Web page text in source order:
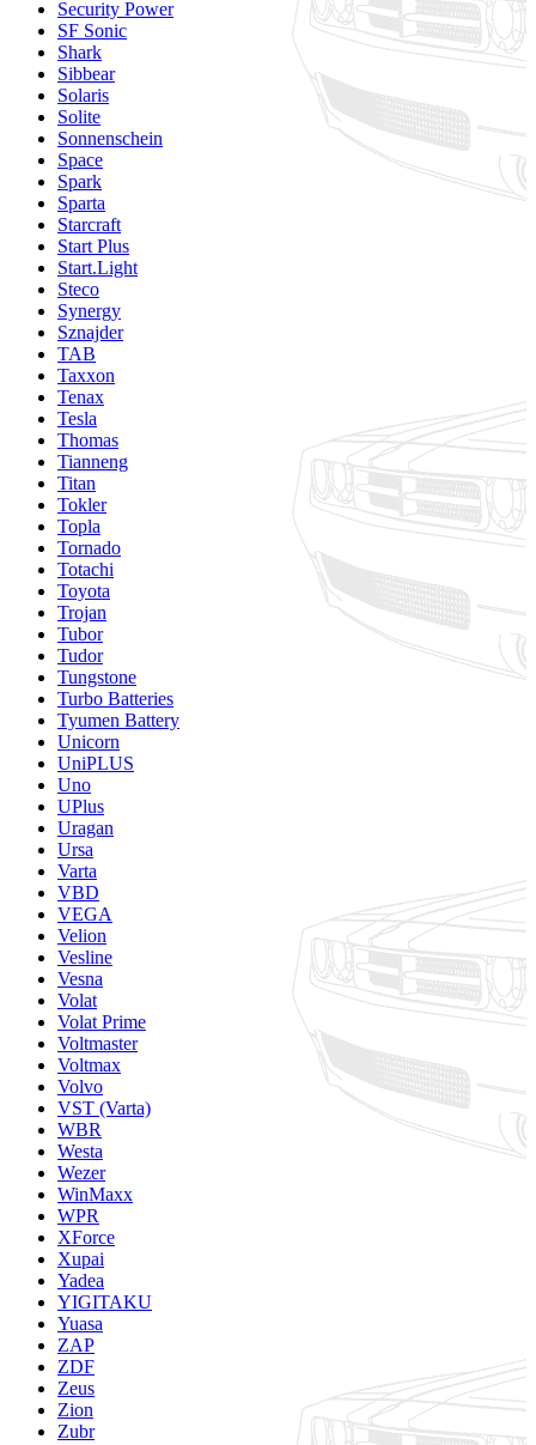
Security Power
SF Sonic
Shark
Sibbear
Solaris
Solite
Sonnenschein
Space
Spark
Sparta
Starcraft
Start Plus
Start.Light
Steco
Synergy
Sznajder
TAB
Taxxon
Tenax
Tesla
Thomas
Tianneng
Titan
Tokler
Topla
Tornado
Totachi
Toyota
Trojan
Tubor
Tudor
Tungstone
Turbo Batteries
Tyumen Battery
Unicorn
UniPLUS
Uno
UPlus
Uragan
Ursa
Varta
VBD
VEGA
Velion
Vesline
Vesna
Volat
Volat Prime
Voltmaster
Voltmax
Volvo
VST (Varta)
WBR
Westa
Wezer
WinMaxx
WPR
XForce
Xupai
Yadea
YIGITAKU
Yuasa
ZAP
ZDF
Zeus
Zion
Zubr